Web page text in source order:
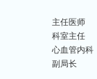
主任医师
科室主任
心血管内科
副局长